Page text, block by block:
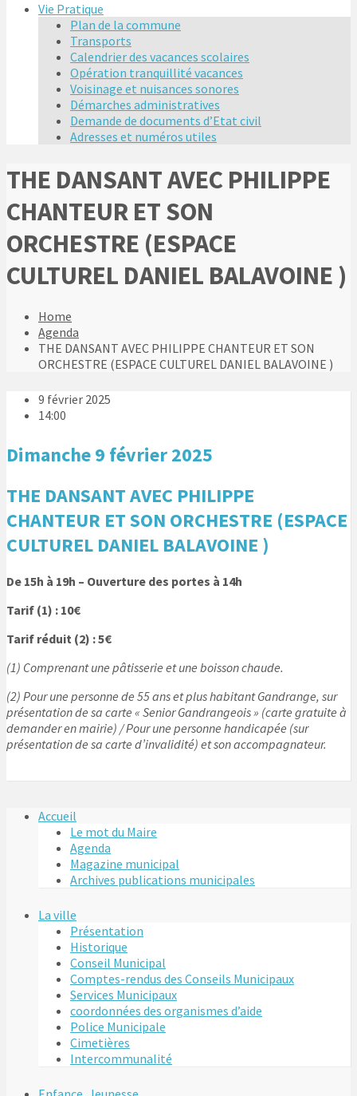
Vie Pratique
Plan de la commune
Transports
Calendrier des vacances scolaires
Opération tranquillité vacances
Voisinage et nuisances sonores
Démarches administratives
Demande de documents d’Etat civil
Adresses et numéros utiles
THE DANSANT AVEC PHILIPPE
CHANTEUR ET SON
ORCHESTRE (ESPACE
CULTUREL DANIEL BALAVOINE )
Home
Agenda
THE DANSANT AVEC PHILIPPE CHANTEUR ET SON
ORCHESTRE (ESPACE CULTUREL DANIEL BALAVOINE )
9 février 2025
14:00
Dimanche 9 février 2025
THE DANSANT AVEC PHILIPPE
CHANTEUR ET SON ORCHESTRE (ESPACE
CULTUREL DANIEL BALAVOINE )
De 15h à 19h – Ouverture des portes à 14h
Tarif (1) : 10€
Tarif réduit (2) : 5€
(1) Comprenant une pâtisserie et une boisson chaude.
(2) Pour une personne de 55 ans et plus habitant Gandrange, sur
présentation de sa carte « Senior Gandrangeois » (carte gratuite à
demander en mairie) / Pour une personne handicapée (sur
présentation de sa carte d’invalidité) et son accompagnateur.
Accueil
Le mot du Maire
Agenda
Magazine municipal
Archives publications municipales
La ville
Présentation
Historique
Conseil Municipal
Comptes-rendus des Conseils Municipaux
Services Municipaux
coordonnées des organismes d’aide
Police Municipale
Cimetières
Intercommunalité